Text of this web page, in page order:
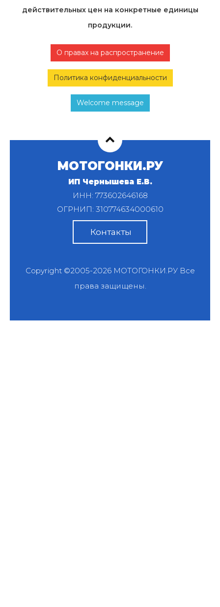
действительных цен на конкретные единицы
продукции.
О правах на распространение
Политика конфиденциальности
Welcome message
МОТОГОНКИ.РУ
ИП Чернышева Е.В.
ИНН: 773602646168
ОГРНИП: 310774634000610
Контакты
Copyright ©2005-2026 МОТОГОНКИ.РУВсе
права защищены.